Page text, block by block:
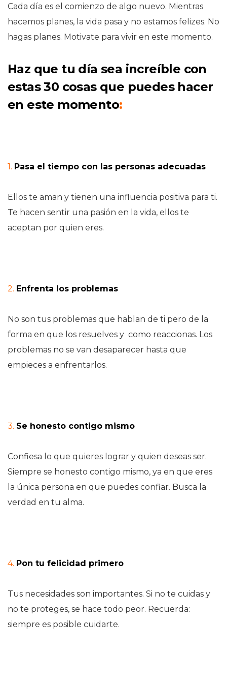
Cada día es el comienzo de algo nuevo. Mientras
hacemos planes, la vida pasa y no estamos felizes. No
hagas planes. Motivate para vivir en este momento.
Haz que tu día sea increíble con
estas 30 cosas que puedes hacer
en este momento:
1. Pasa el tiempo con las personas adecuadas
Ellos te aman y tienen una influencia positiva para ti.
Te hacen sentir una pasión en la vida, ellos te
aceptan por quien eres.
2. Enfrenta los problemas
No son tus problemas que hablan de ti pero de la
forma en que los resuelves y como reaccionas. Los
problemas no se van desaparecer hasta que
empieces a enfrentarlos.
3. Se honesto contigo mismo
Confiesa lo que quieres lograr y quien deseas ser.
Siempre se honesto contigo mismo, ya en que eres
la única persona en que puedes confiar. Busca la
verdad en tu alma.
4. Pon tu felicidad primero
Tus necesidades son importantes. Si no te cuidas y
no te proteges, se hace todo peor. Recuerda:
siempre es posible cuidarte.